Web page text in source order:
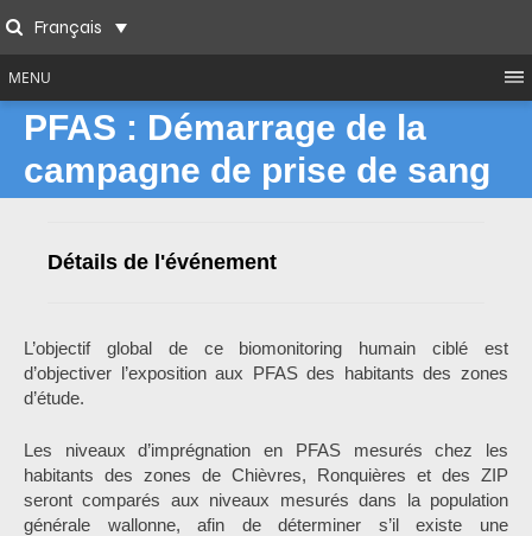
to
content
SearchFrançais
MENU
PFAS : Démarrage de la
campagne de prise de sang
Détails de l'événement
L’objectif global de ce biomonitoring humain ciblé est
d’objectiver l’exposition aux PFAS des habitants des zones
d’étude.
Les niveaux d’imprégnation en PFAS mesurés chez les
habitants des zones de Chièvres, Ronquières et des ZIP
seront comparés aux niveaux mesurés dans la population
générale wallonne, afin de déterminer s’il existe une